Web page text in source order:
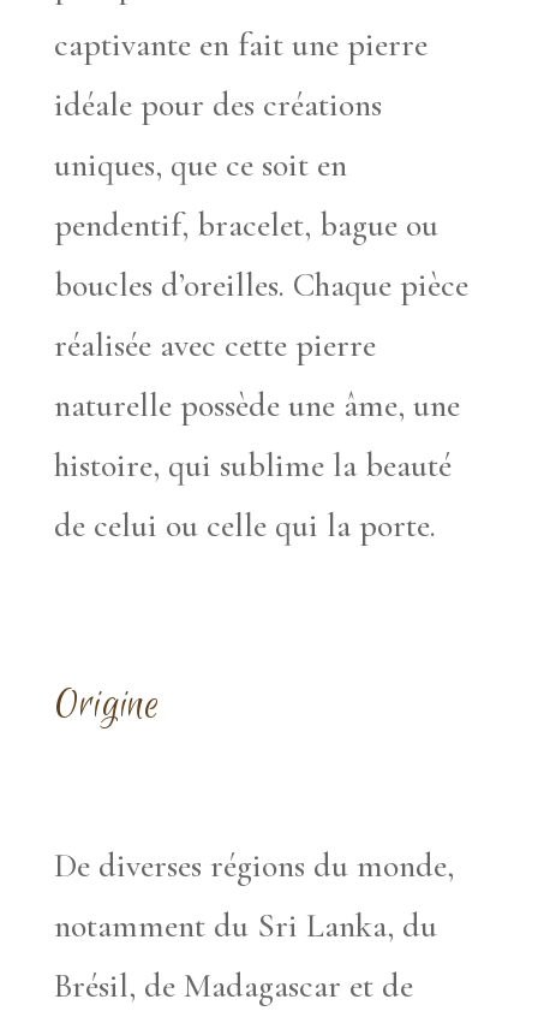
captivante en fait une pierre
idéale pour des créations
uniques, que ce soit en
pendentif, bracelet, bague ou
boucles d’oreilles. Chaque pièce
réalisée avec cette pierre
naturelle possède une âme, une
histoire, qui sublime la beauté
de celui ou celle qui la porte.
Origine
De diverses régions du monde,
notamment du Sri Lanka, du
Brésil, de Madagascar et de